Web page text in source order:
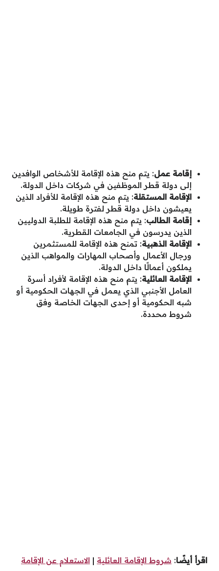
إقامة عمل: يتم منح هذه الإقامة للأشخاص الوافدين
إلى دولة قطر الموظفين في شركات داخل الدولة.
الإقامة المستقلة: يتم منح هذه الإقامة للأفراد الذين
يعيشون داخل دولة قطر لفترة طويلة.
إقامة الطالب: يتم منح هذه الإقامة للطلبة الدوليين
الذين يدرسون في الجامعات القطرية.
الإقامة الذهبية: تمنح هذه الإقامة للمستثمرين
ورجال الأعمال وأصحاب المهارات والمواهب الذين
يملكون أعمالًا داخل الدولة.
الإقامة العائلية: يتم منح هذه الإقامة لأفراد أسرة
العامل الأجنبي الذي يعمل في الجهات الحكومية أو
شبه الحكومية أو إحدى الجهات الخاصة وفق
شروط محددة.
اقرأ أيضًا: شروط الإقامة العائلية | الاستعلام عن الإقامة